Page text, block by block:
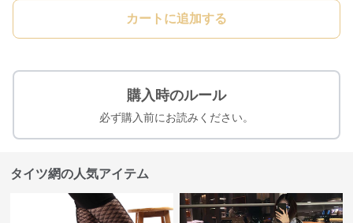
カートに追加する
購入時のルール
必ず購入前にお読みください。
タイツ網の人気アイテム